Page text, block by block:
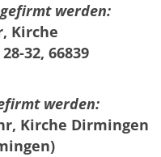
werden:
Kirche
32, 66839
werden:
Kirche Dirmingen